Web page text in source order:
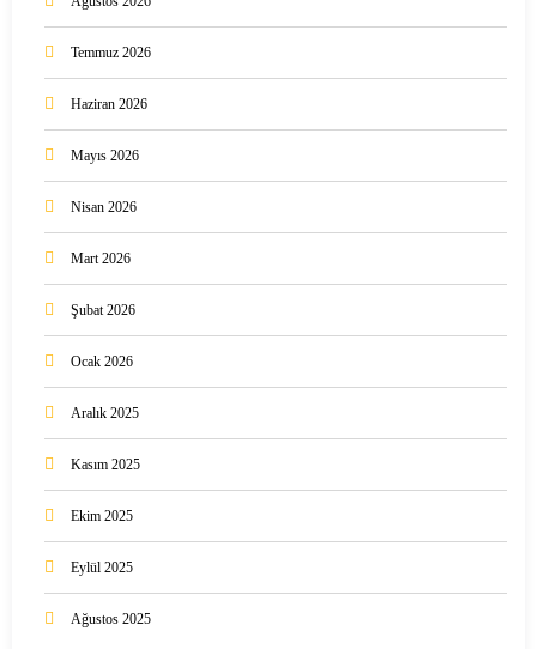
Temmuz 2026
Haziran 2026
Mayıs 2026
Nisan 2026
Mart 2026
Şubat 2026
Ocak 2026
Aralık 2025
Kasım 2025
Ekim 2025
Eylül 2025
Ağustos 2025